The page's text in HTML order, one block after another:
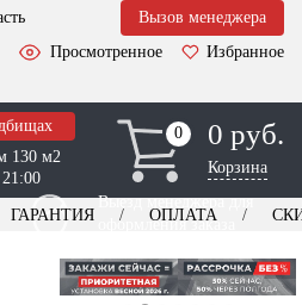
Вызов менеджера
Просмотренное
Избранное
130 м2
0
0 0 руб.
Корзина
Выезд менеджера для
оформления заказа
ГАРАНТИЯ ОПЛАТА